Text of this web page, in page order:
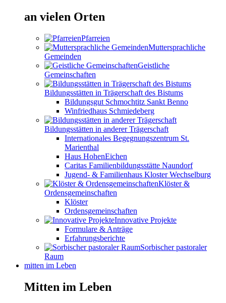
an vielen Orten
Pfarreien
Muttersprachliche
Gemeinden
Geistliche
Gemeinschaften
Bildungsstätten in Trägerschaft des Bistums
Bildungsgut Schmochtitz Sankt Benno
Winfriedhaus Schmiedeberg
Bildungsstätten in anderer Trägerschaft
Internationales Begegnungszentrum St.
Marienthal
Haus HohenEichen
Caritas Familienbildungsstätte Naundorf
Jugend- & Familienhaus Kloster Wechselburg
Klöster &
Ordensgemeinschaften
Klöster
Ordensgemeinschaften
Innovative Projekte
Formulare & Anträge
Erfahrungsberichte
Sorbischer pastoraler
Raum
mitten im Leben
Mitten im Leben